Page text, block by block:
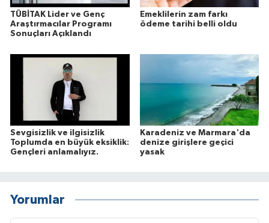
TÜBİTAK Lider ve Genç
Araştırmacılar Programı
Sonuçları Açıklandı
Emeklilerin zam farkı
ödeme tarihi belli oldu
Sevgisizlik ve ilgisizlik
Toplumda en büyük eksiklik:
Gençleri anlamalıyız.
Karadeniz ve Marmara'da
denize girişlere geçici
yasak
Yorumlar